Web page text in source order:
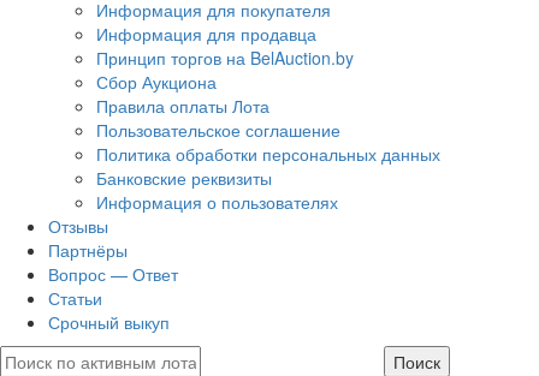
Информация для покупателя
Информация для продавца
Принцип торгов на BelAuction.by
Сбор Аукциона
Правила оплаты Лота
Пользовательское соглашение
Политика обработки персональных данных
Банковские реквизиты
Информация о пользователях
Отзывы
Партнёры
Вопрос — Ответ
Статьи
Срочный выкуп